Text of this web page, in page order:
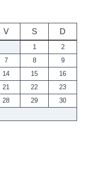
V S D
1
2
7 8
9
14 15
16
21 22
23
28 29
30